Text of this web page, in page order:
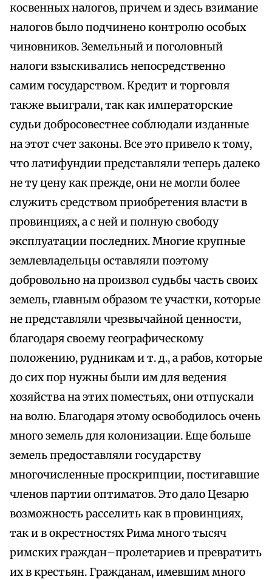
косвенных налогов, причем и здесь взимание
налогов было подчинено контролю особых
чиновников. Земельный и поголовный
налоги взыскивались непосредственно
самим государством. Кредит и торговля
также выиграли, так как императорские
судьи добросовестнее соблюдали изданные
на этот счет законы. Все это привело к тому,
что латифундии представляли теперь далеко
не ту цену как прежде, они не могли более
служить средством приобретения власти в
провинциях, а с ней и полную свободу
эксплуатации последних. Многие крупные
землевладельцы оставляли поэтому
добровольно на произвол судьбы часть своих
земель, главным образом те участки, которые
не представляли чрезвычайной ценности,
благодаря своему географическому
положению, рудникам и т. д., а рабов, которые
до сих пор нужны были им для ведения
хозяйства на этих поместьях, они отпускали
на волю. Благодаря этому освободилось очень
много земель для колонизации. Еще больше
земель предоставляли государству
многочисленные проскрипции, постигавшие
членов партии оптиматов. Это дало Цезарю
возможность расселить как в провинциях,
так и в окрестностях Рима много тысяч
римских граждан–пролетариев и превратить
их в крестьян. Гражданам, имевшим много